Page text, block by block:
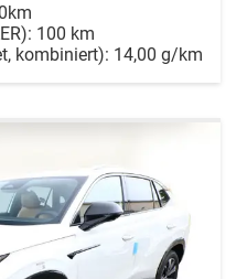
100 km
kombiniert): 14,00 g/km